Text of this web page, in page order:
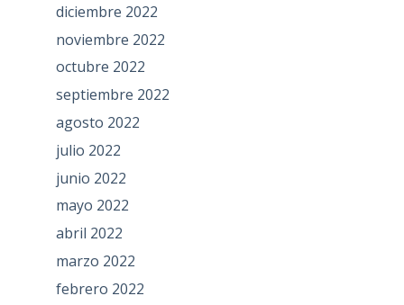
diciembre 2022
noviembre 2022
octubre 2022
septiembre 2022
agosto 2022
julio 2022
junio 2022
mayo 2022
abril 2022
marzo 2022
febrero 2022